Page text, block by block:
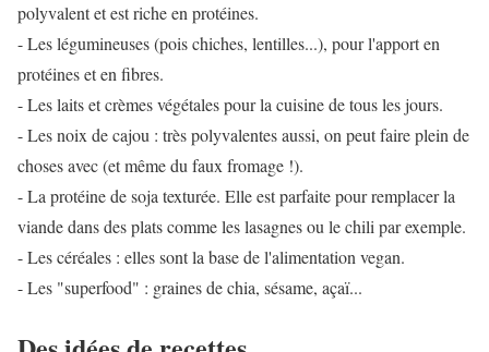
polyvalent et est riche en protéines.
- Les légumineuses (pois chiches, lentilles...), pour l'apport en
protéines et en fibres.
- Les laits et crèmes végétales pour la cuisine de tous les jours.
- Les noix de cajou : très polyvalentes aussi, on peut faire plein de
choses avec (et même du faux fromage !).
- La protéine de soja texturée. Elle est parfaite pour remplacer la
viande dans des plats comme les lasagnes ou le chili par exemple.
- Les céréales : elles sont la base de l'alimentation vegan.
- Les "superfood" : graines de chia, sésame, açaï...